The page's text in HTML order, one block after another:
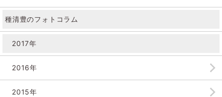
種清豊のフォトコラム
2017年
2016年
2015年